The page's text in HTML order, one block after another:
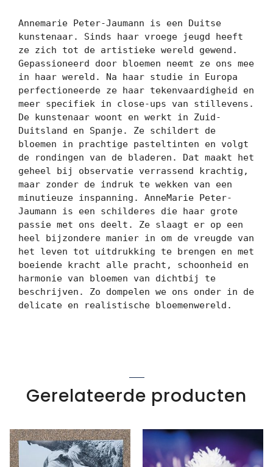
Annemarie Peter-Jaumann is een Duitse
kunstenaar. Sinds haar vroege jeugd heeft
ze zich tot de artistieke wereld gewend.
Gepassioneerd door bloemen neemt ze ons mee
in haar wereld. Na haar studie in Europa
perfectioneerde ze haar tekenvaardigheid en
meer specifiek in close-ups van stillevens.
De kunstenaar woont en werkt in Zuid-
Duitsland en Spanje. Ze schildert de
bloemen in prachtige pasteltinten en volgt
de rondingen van de bladeren. Dat maakt het
geheel bij observatie verrassend krachtig,
maar zonder de indruk te wekken van een
minutieuze inspanning. AnneMarie Peter-
Jaumann is een schilderes die haar grote
passie met ons deelt. Ze slaagt er op een
heel bijzondere manier in om de vreugde van
het leven tot uitdrukking te brengen en met
boeiende kracht alle pracht, schoonheid en
harmonie van bloemen van dichtbij te
beschrijven. Zo dompelen we ons onder in de
delicate en realistische bloemenwereld.
Gerelateerde producten